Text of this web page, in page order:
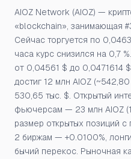
AIOZ Network (AIOZ) —
«blockchain», занимающая
Сейчас торгуется по
часа курс снизился на 0,7
от 0,04561 $ до 0,0471614
достиг 12 млн AIOZ
530,65 тыс. $. Открытый
фьючерсам — 23 млн AIOZ
размер открытых позиций
2 биржам — +0.0100%,
бычий перекос. Рыночная